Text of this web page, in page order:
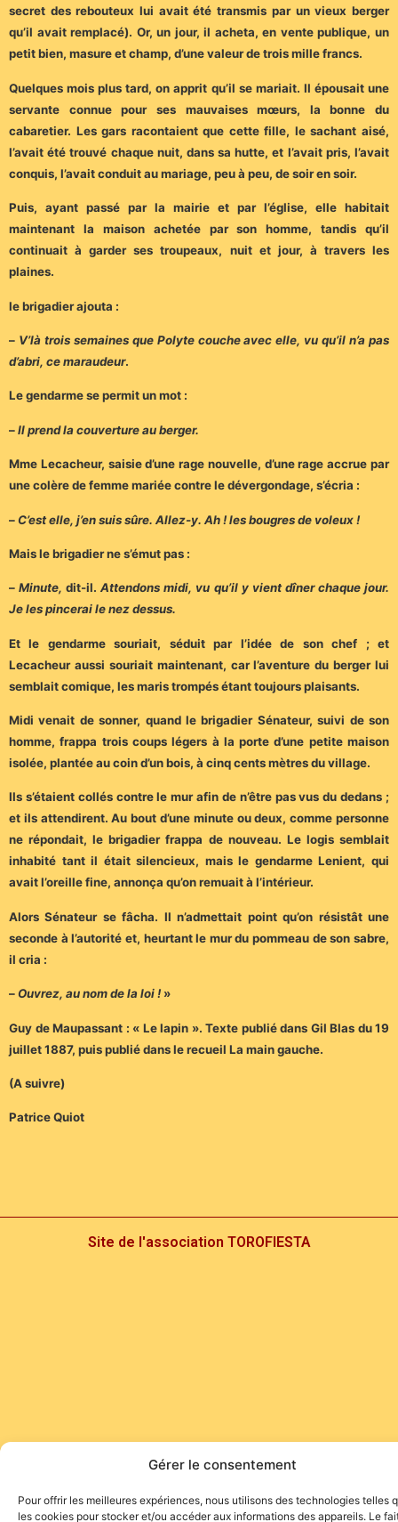
Gérer le consentement
Pour offrir les meilleures expériences, nous utilisons des technologies telles
les cookies pour stocker et/ou accéder aux informations des appareils. Le
secret des rebouteux lui avait été transmis par un vieux berger
qu’il avait remplacé). Or, un jour, il acheta, en vente publique, un
petit bien, masure et champ, d’une valeur de trois mille francs.
Quelques mois plus tard, on apprit qu’il se mariait. Il épousait une
servante connue pour ses mauvaises mœurs, la bonne du
cabaretier. Les gars racontaient que cette fille, le sachant aisé,
l’avait été trouvé chaque nuit, dans sa hutte, et l’avait pris, l’avait
conquis, l’avait conduit au mariage, peu à peu, de soir en soir.
Puis, ayant passé par la mairie et par l’église, elle habitait
maintenant la maison achetée par son homme, tandis qu’il
continuait à garder ses troupeaux, nuit et jour, à travers les
plaines.
le brigadier ajouta :
– V’là trois semaines que Polyte couche avec elle, vu qu’il n’a pas
d’abri, ce maraudeur.
Le gendarme se permit un mot :
–Il prend la couverture au berger.
Mme Lecacheur, saisie d’une rage nouvelle, d’une rage accrue par
une colère de femme mariée contre le dévergondage, s’écria :
–C’est elle, j’en suis sûre. Allez-y. Ah ! les bougres de voleux !
Mais le brigadier ne s’émut pas :
–Minute, dit-il. Attendons midi, vu qu’il y vient dîner chaque jour.
Je les pincerai le nez dessus.
Et le gendarme souriait, séduit par l’idée de son chef ; et
Lecacheur aussi souriait maintenant, car l’aventure du berger lui
semblait comique, les maris trompés étant toujours plaisants.
Midi venait de sonner, quand le brigadier Sénateur, suivi de son
homme, frappa trois coups légers à la porte d’une petite maison
isolée, plantée au coin d’un bois, à cinq cents mètres du village.
Ils s’étaient collés contre le mur afin de n’être pas vus du dedans ;
et ils attendirent. Au bout d’une minute ou deux, comme personne
ne répondait, le brigadier frappa de nouveau. Le logis semblait
inhabité tant il était silencieux, mais le gendarme Lenient, qui
avait l’oreille fine, annonça qu’on remuait à l’intérieur.
Alors Sénateur se fâcha. Il n’admettait point qu’on résistât une
seconde à l’autorité et, heurtant le mur du pommeau de son sabre,
il cria :
–Ouvrez, au nom de la loi ! »
Guy de Maupassant : « Le lapin ». Texte publié dans Gil Blas du 19
juillet 1887, puis publié dans le recueil La main gauche.
(A suivre)
Patrice Quiot
Site de l'association TOROFIESTA